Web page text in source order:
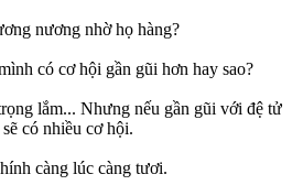
nương nhờ họ hàng?
có cơ hội gần gũi hơn hay sao?
lắm... Nhưng nếu gần gũi với đệ tử
có nhiều cơ hội.
càng lúc càng tươi.